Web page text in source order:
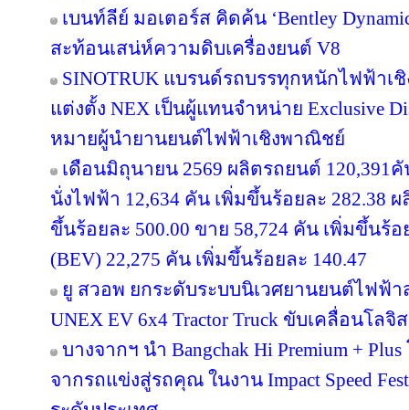
เบนท์ลีย์ มอเตอร์ส คิดค้น ‘Bentley
สะท้อนเสน่ห์ความดิบเครื่องยนต์ V8
SINOTRUK แบรนด์รถบรรทุกหนักไฟฟ้า
แต่งตั้ง NEX เป็นผู้แทนจำหน่าย Exclusive
หมายผู้นำยานยนต์ไฟฟ้าเชิงพาณิชย์
เดือนมิถุนายน 2569 ผลิตรถยนต์ 120,391
นั่งไฟฟ้า 12,634 คัน เพิ่มขึ้นร้อยละ 282.38
ขึ้นร้อยละ 500.00 ขาย 58,724 คัน เพิ่มขึ้นร้
(BEV) 22,275 คัน เพิ่มขึ้นร้อยละ 140.47
ยู สวอพ ยกระดับระบบนิเวศยานยนต์ไฟฟ้า
UNEX EV 6x4 Tractor Truck ขับเคลื่อนโล
บางจากฯ นำ Bangchak Hi Premium +
จากรถแข่งสู่รถคุณ ในงาน Impact Speed